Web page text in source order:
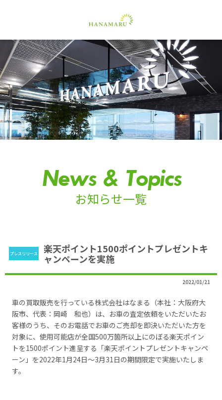
News & Topics
お知らせ一覧
プレスリリース
楽天ポイント1500ポイントプレゼントキ
ャンペーンを実施
2022/01/21
車の買取販売を行っている株式会社はなまる（本社：大阪府大
阪市、代表：岡崎 和也）は、お車の査定依頼をいただいたお
客様のうち、そのお電話でお車のご売却を即決いただいた方を
対象に、使用可能店が全国500万箇所以上にのぼる楽天ポイン
トを1500ポイント進呈する「楽天ポイントプレゼントキャンペ
ーン」を2022年1月24日～3月31日の期間限定で実施いたしま
す。